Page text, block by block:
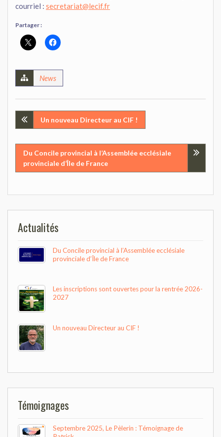
courriel : secretariat@lecif.fr
Partager :
News
Navigation
de
l’article
Un nouveau Directeur au CIF !
Du Concile provincial à l’Assemblée ecclésiale
provinciale d’Île de France
Actualités
Du Concile provincial à l’Assemblée ecclésiale
provinciale d’Île de France
Les inscriptions sont ouvertes pour la rentrée 2026-
2027
Un nouveau Directeur au CIF !
Témoignages
Septembre 2025, Le Pèlerin : Témoignage de